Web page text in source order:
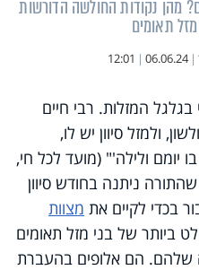
מהן נקודות החולשה הדורשות
תאומים
|
06.06.24
|
12:01
המזלות. רבי חיים
ולמזל סיוון יש לו,
יומם ולילה'" (מועד לכל חי,
ניתנה בחודש סיוון
בכדי לקיים את מצוות
ביותר של בני מזל תאומים
שלהם. הם אלופים בהעברת